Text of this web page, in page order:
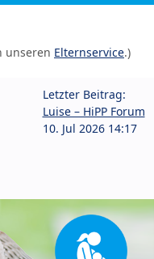
unseren Elternservice.)
Letzter Beitrag:
Luise – HiPP Forum
10. Jul 2026 14:17